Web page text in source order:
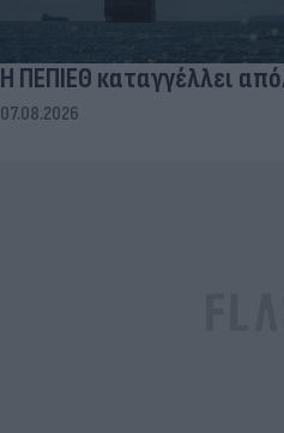
Η ΠΕΠΙΕΘ καταγγέλλει
07.08.2026